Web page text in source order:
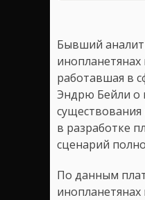
Бывший
работавшая в
Эндрю Бейли о
в разработке
сценарий
По данным
инопланетянах